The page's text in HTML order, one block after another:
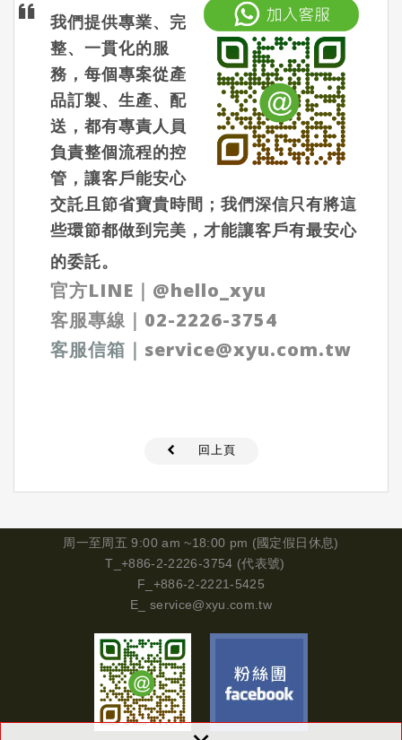
我們提供專業、完
整、一貫化的服
務，每個專案從產
品訂製、生產、配
送，都有專責人員
負責整個流程的控
管，讓客戶能安心
交託且節省寶貴時間；我們深信只有將這
些環節都做到完美，才能讓客戶有最安心
的委託。
官方LINE ｜ @hello_xyu
客服專線｜ 02-2226-3754
客服信箱 ｜ service@xyu.com.tw
回上頁
周一至周五 9:00 am ~18:00 pm (國定假日休息)
T_+886-2-2226-3754 (代表號)
F_+886-2-2221-5425
E_ service@xyu.com.tw